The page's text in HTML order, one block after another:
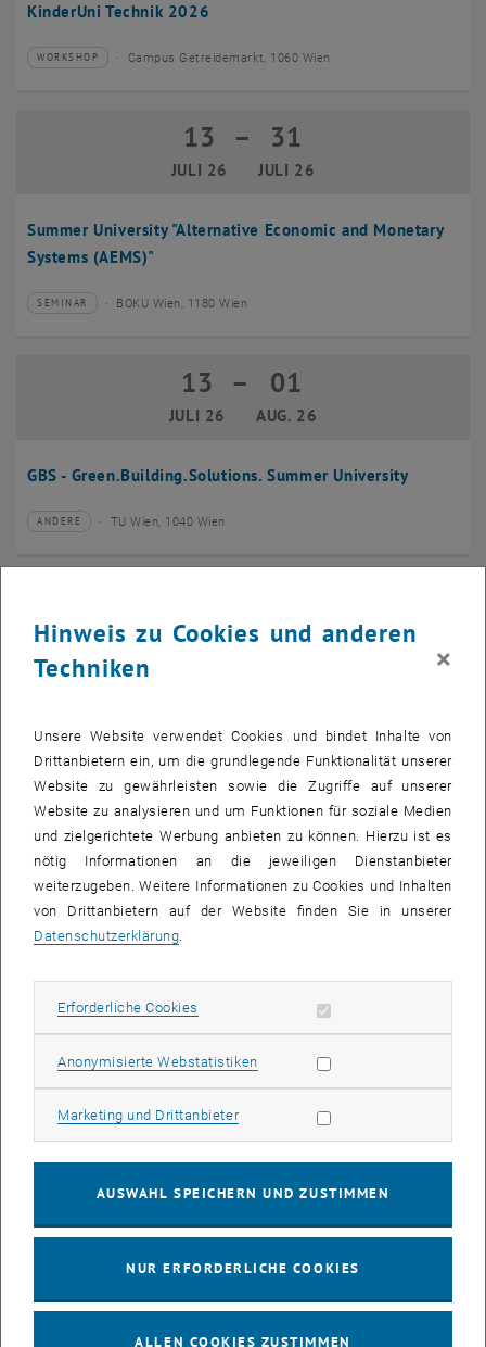
KinderUni Technik 2026
Veranstaltungstyp:
WORKSHOP
Veranstaltungsort:Campus Getreidemarkt, 1060 Wien
Summer University "Alternative Economic and Monetary
Systems (AEMS)"
13
JULI 26
13 Juli 2026 bis 31 Juli 2026
– 31
JULI 26
Veranstaltungstyp:
SEMINAR
Veranstaltungsort:BOKU Wien, 1180 Wien
GBS - Green.Building.Solutions. Summer University
13
JULI 26
13 Juli 2026 bis 01 August 2026
– 01
AUG. 26
Veranstaltungstyp:
ANDERE
Veranstaltungsort:TU Wien, 1040 Wien
JULI 26 JULI 26
Veranstaltungstyp:
KONFERENZ
Veranstaltungsort:TU Wien, 1040 Wien
EMBA Online Info Session mit Dekan Prof. Dr. Wolfgang
28 Juli 2026
28
JULI 26
16:00-bis
17:00
INFORMATIONSVERANSTALTUNG Online, via Zoom
Info Session Learning Journey Turin
03
INFORMATIONSVERANSTALTUNG Online, Via Zoom
Hinweis zu Cookies und anderen
Techniken
×
Unsere Website verwendet Cookies und bindet Inhalte von
Drittanbietern ein, um die grundlegende Funktionalität unserer
Website zu gewährleisten sowie die Zugriffe auf unserer
Website zu analysieren und um Funktionen für soziale Medien
und zielgerichtete Werbung anbieten zu können. Hierzu ist es
nötig Informationen an die jeweiligen Dienstanbieter
weiterzugeben. Weitere Informationen zu Cookies und Inhalten
von Drittanbietern auf der Website finden Sie in unserer
Datenschutzerklärung
Erforderliche Cookies Erforderliche Cookies zulassen
Anonymisierte WebstatistikenStatistik Cookies zulassen
Marketing und DrittanbieterMarketing Cookies zulassen
AUSWAHL SPEICHERN UND ZUSTIMMEN
NUR ERFORDERLICHE COOKIES
ALLEN COOKIES ZUSTIMMEN